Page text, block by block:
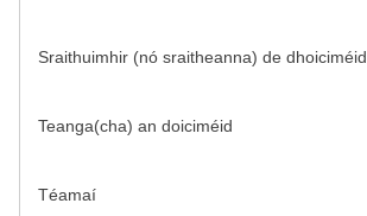
Sraithuimhir (nó sraitheanna) de dhoiciméid
Teanga(cha) an doiciméid
Téamaí